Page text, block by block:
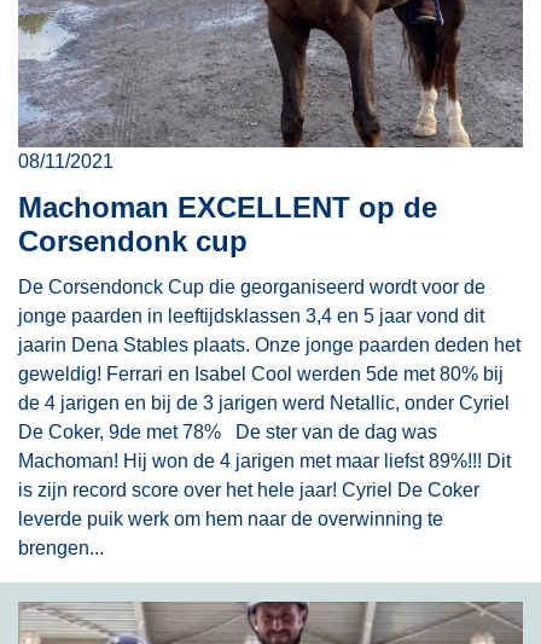
08/11/2021
Machoman EXCELLENT op de
Corsendonk cup
De Corsendonck Cup die georganiseerd wordt voor de
jonge paarden in leeftijdsklassen 3,4 en 5 jaar vond dit
jaarin Dena Stables plaats. Onze jonge paarden deden het
geweldig! Ferrari en Isabel Cool werden 5de met 80% bij
de 4 jarigen en bij de 3 jarigen werd Netallic, onder Cyriel
De Coker, 9de met 78% De ster van de dag was
Machoman! Hij won de 4 jarigen met maar liefst 89%!!! Dit
is zijn record score over het hele jaar! Cyriel De Coker
leverde puik werk om hem naar de overwinning te
brengen...